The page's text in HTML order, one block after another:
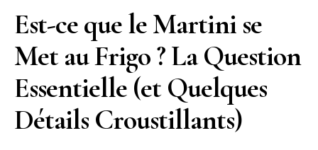
Est-ce que le Martini se
Met au Frigo ? La Question
Essentielle (et Quelques
Détails Croustillants)